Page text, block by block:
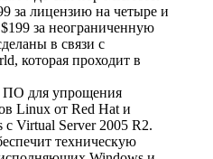
за лицензию на четыре и
за неограниченную
в связи с
которая проходит в
ПО для упрощения
Linux от Red Hat и
Virtual Server 2005 R2.
техническую